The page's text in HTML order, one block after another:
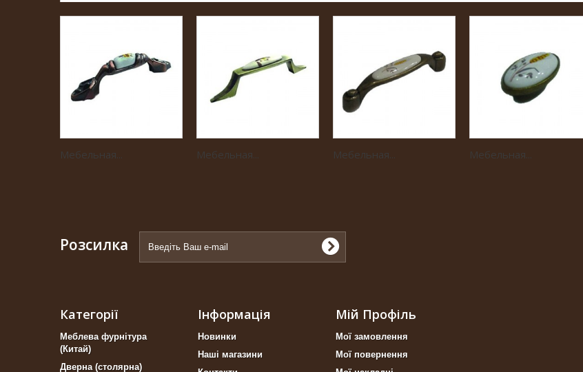
Мебельная... Мебельная... Мебельная... Мебельная...
Розсилка
Категорії
Меблева фурнітура
(Китай)
Дверна (столярна)
Інформація
Новинки
Наші магазини
Мій Профіль
Мої замовлення
Мої повернення